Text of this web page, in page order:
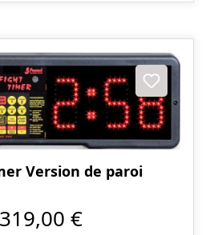
Version de paroi
319,00 €